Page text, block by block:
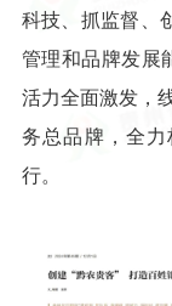
科技、抓监督、
管理和品牌发展
活力全面激发，
务总品牌，全
行。